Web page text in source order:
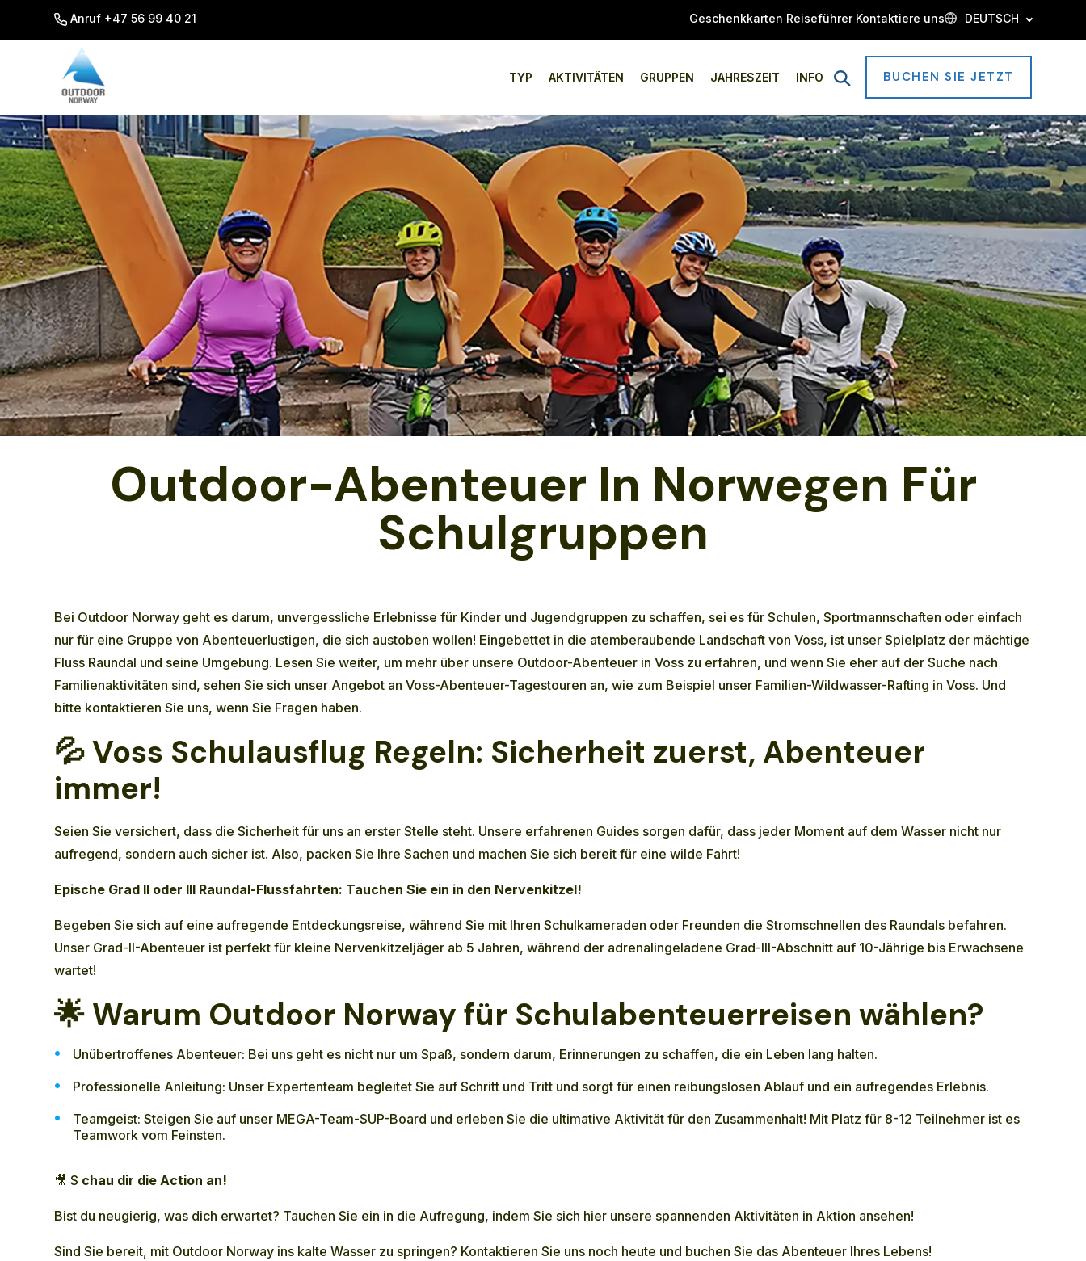
Anruf +47 56 99 40 21 Geschenkkarten Reiseführer Kontaktiere uns DEUTSCH
TYP AKTIVITÄTEN GRUPPEN JAHRESZEIT INFO
Open
Search
BUCHEN SIE JETZT
Outdoor-Abenteuer In Norwegen Für
Schulgruppen
Bei Outdoor Norway geht es darum, unvergessliche Erlebnisse für Kinder und Jugendgruppen zu schaffen, sei es für Schulen, Sportmannschaften oder einfach
nur für eine Gruppe von Abenteuerlustigen, die sich austoben wollen! Eingebettet in die atemberaubende Landschaft von Voss, ist unser Spielplatz der mächtige
Fluss Raundal und seine Umgebung. Lesen Sie weiter, um mehr über unsere Outdoor-Abenteuer in Voss zu erfahren, und wenn Sie eher auf der Suche nach
Familienaktivitäten sind, sehen Sie sich unser Angebot anVoss-Abenteuer-Tagestouren an, wie zum Beispiel unser Familien-Wildwasser-Rafting in Voss. Und
bitte kontaktieren Sie uns, wenn Sie Fragen haben.
💦Voss Schulausflug Regeln: Sicherheit zuerst, Abenteuer
immer!
Seien Sie versichert, dass die Sicherheit für uns an erster Stelle steht. Unsere erfahrenen Guides sorgen dafür, dass jeder Moment auf dem Wasser nicht nur
aufregend, sondern auch sicher ist. Also, packen Sie Ihre Sachen und machen Sie sich bereit für eine wilde Fahrt!
Epische Grad II oder III Raundal-Flussfahrten: Tauchen Sie ein in den Nervenkitzel!
Begeben Sie sich auf eine aufregende Entdeckungsreise, während Sie mit Ihren Schulkameraden oder Freunden die Stromschnellen des Raundals befahren.
Unser Grad-II-Abenteuer ist perfekt für kleine Nervenkitzeljäger ab 5 Jahren, während der adrenalingeladene Grad-III-Abschnitt auf 10-Jährige bis Erwachsene
wartet!
🌟 Warum Outdoor Norway für Schulabenteuerreisen wählen?
Unübertroffenes Abenteuer: Bei uns geht es nicht nur um Spaß, sondern darum, Erinnerungen zu schaffen, die ein Leben lang halten.
Professionelle Anleitung: Unser Expertenteam begleitet Sie auf Schritt und Tritt und sorgt für einen reibungslosen Ablauf und ein aufregendes Erlebnis.
Teamgeist: Steigen Sie auf unser MEGA-Team-SUP-Board und erleben Sie die ultimative Aktivität für den Zusammenhalt! Mit Platz für 8-12 Teilnehmer ist es
Teamwork vom Feinsten.
🎥 S chau dir die Action an!
Bist du neugierig, was dich erwartet? Tauchen Sie ein in die Aufregung, indem Sie sich hier unsere spannenden Aktivitäten in Aktion ansehen!
Sind Sie bereit, mit Outdoor Norway ins kalte Wasser zu springen? Kontaktieren Sie uns noch heute und buchen Sie das Abenteuer Ihres Lebens!